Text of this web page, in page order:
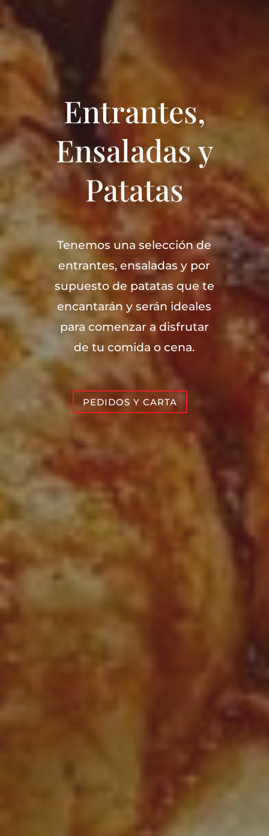
Entrantes,
Ensaladas y
Patatas
Tenemos una selección de
entrantes, ensaladas y por
supuesto de patatas que te
encantarán y serán ideales
para comenzar a disfrutar
de tu comida o cena.
PEDIDOS Y CARTA